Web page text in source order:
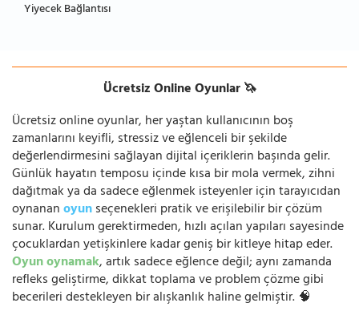
Yiyecek Bağlantısı
Ücretsiz Online Oyunlar 🦄
Ücretsiz online oyunlar, her yaştan kullanıcının boş
zamanlarını keyifli, stressiz ve eğlenceli bir şekilde
değerlendirmesini sağlayan dijital içeriklerin başında gelir.
Günlük hayatın temposu içinde kısa bir mola vermek, zihni
dağıtmak ya da sadece eğlenmek isteyenler için tarayıcıdan
oynananoyunseçenekleri pratik ve erişilebilir bir çözüm
sunar. Kurulum gerektirmeden, hızlı açılan yapıları sayesinde
çocuklardan yetişkinlere kadar geniş bir kitleye hitap eder.
Oyun oynamak, artık sadece eğlence değil; aynı zamanda
refleks geliştirme, dikkat toplama ve problem çözme gibi
becerileri destekleyen bir alışkanlık haline gelmiştir. 🧠